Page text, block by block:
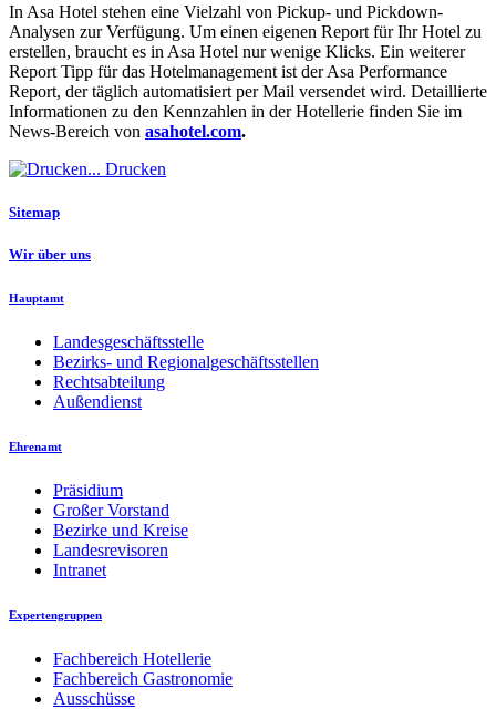
In Asa Hotel stehen eine Vielzahl von Pickup- und Pickdown-
Analysen zur Verfügung. Um einen eigenen Report für Ihr Hotel zu
erstellen, braucht es in Asa Hotel nur wenige Klicks. Ein weiterer
Report Tipp für das Hotelmanagement ist der Asa Performance
Report, der täglich automatisiert per Mail versendet wird. Detaillierte
Informationen zu den Kennzahlen in der Hotellerie finden Sie im
News-Bereich von asahotel.com.
Drucken
Sitemap
Wir über uns
Hauptamt
Landesgeschäftsstelle
Bezirks- und Regionalgeschäftsstellen
Rechtsabteilung
Außendienst
Ehrenamt
Präsidium
Großer Vorstand
Bezirke und Kreise
Landesrevisoren
Intranet
Expertengruppen
Fachbereich Hotellerie
Fachbereich Gastronomie
Ausschüsse